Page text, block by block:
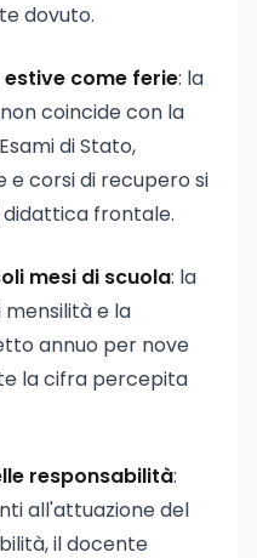
dovuto.
come ferie: la
coincide con la
di Stato,
e corsi di recupero si
didattica frontale.
mesi di scuola: la
e la
annuo per nove
la cifra percepita
responsabilità:
all'attuazione del
il docente